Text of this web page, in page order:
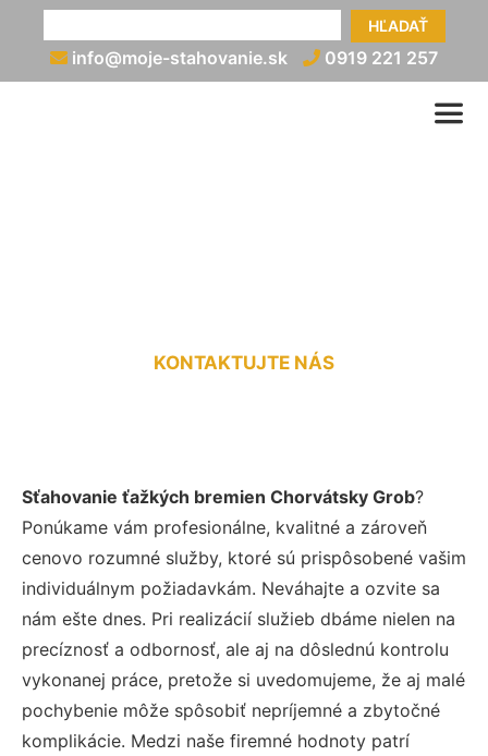
HĽADAŤ
info@moje-stahovanie.sk 0919 221 257
KONTAKTUJTE NÁS
Sťahovanie ťažkých bremien Chorvátsky Grob?
Ponúkame vám profesionálne, kvalitné a zároveň
cenovo rozumné služby, ktoré sú prispôsobené vašim
individuálnym požiadavkám. Neváhajte a ozvite sa
nám ešte dnes. Pri realizácií služieb dbáme nielen na
precíznosť a odbornosť, ale aj na dôslednú kontrolu
vykonanej práce, pretože si uvedomujeme, že aj malé
pochybenie môže spôsobiť nepríjemné a zbytočné
komplikácie. Medzi naše firemné hodnoty patrí